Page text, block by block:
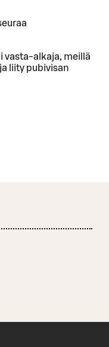
vasta-alkaja, meillä
liity pubivisan